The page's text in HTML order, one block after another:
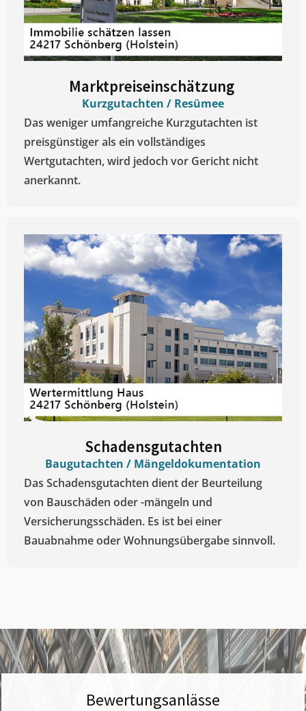
Marktpreiseinschätzung ​
Kurzgutachten / Resümee
Das weniger umfangreiche Kurzgutachten ist
preisgünstiger als ein vollständiges
Wertgutachten, wird jedoch vor Gericht nicht
anerkannt.
Schadensgutachten
Baugutachten / Mängeldokumentation
Das Schadensgutachten dient der Beurteilung
von Bauschäden oder -mängeln und
Versicherungsschäden. Es ist bei einer
Bauabnahme oder Wohnungsübergabe sinnvoll.
Bewertungsanlässe